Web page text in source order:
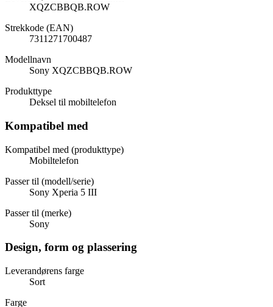
XQZCBBQB.ROW
Strekkode (EAN)
7311271700487
Modellnavn
Sony XQZCBBQB.ROW
Produkttype
Deksel til mobiltelefon
Kompatibel med
Kompatibel med (produkttype)
Mobiltelefon
Passer til (modell/serie)
Sony Xperia 5 III
Passer til (merke)
Sony
Design, form og plassering
Leverandørens farge
Sort
Farge